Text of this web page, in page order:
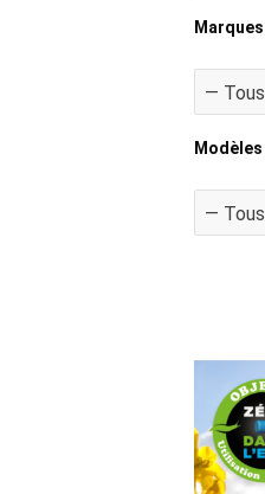
Marques
Modèles